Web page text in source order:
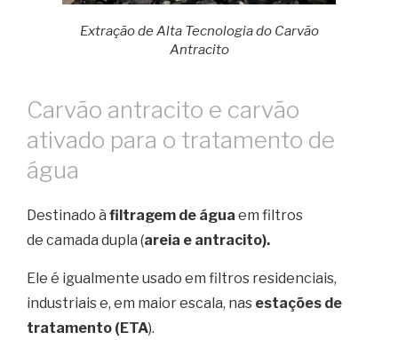
Extração de Alta Tecnologia do Carvão
Antracito
Carvão antracito e carvão
ativado para o tratamento de
água
Destinado à filtragem de água em filtros
de camada dupla (areia e antracito).
Ele é igualmente usado em filtros residenciais,
industriais e, em maior escala, nas estações de
tratamento (ETA).